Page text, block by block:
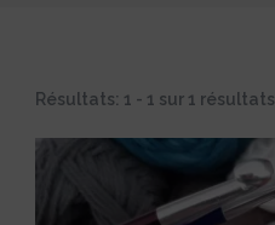
Résultats: 1 - 1 sur 1 résultats